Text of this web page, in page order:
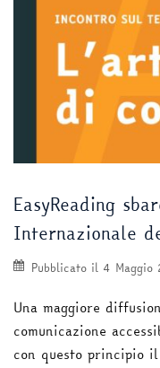
EasyReading
Internazionale
Pubblicato il 4 Maggio
Una maggiore
comunicazione
con questo